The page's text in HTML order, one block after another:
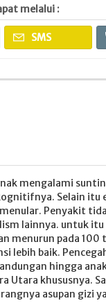
melalui :
SMS
mengalami
Selain itu
Penyakit
lainnya. untuk
menurun pada
lebih baik.
hingga
Utara khususnya.
asupan gizi